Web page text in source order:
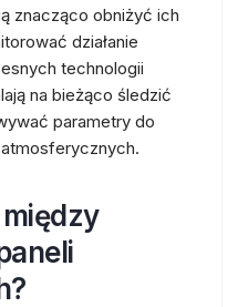
znacząco obniżyć ich
działanie
technologii
na bieżąco śledzić
parametry do